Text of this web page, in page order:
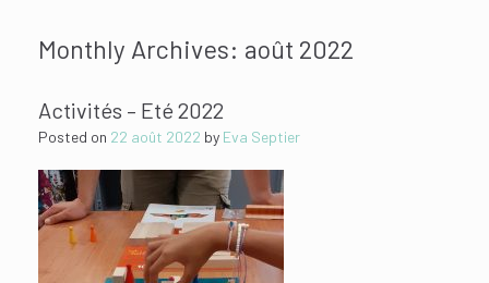
Monthly Archives: août 2022
Activités – Eté 2022
Posted on 22 août 2022 by Eva Septier